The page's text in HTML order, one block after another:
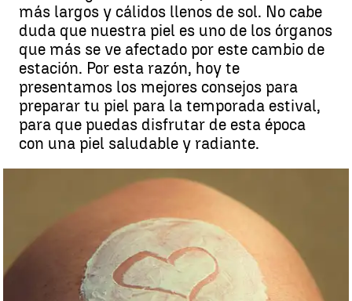
más largos y cálidos llenos de sol. No cabe
duda que nuestra piel es uno de los órganos
que más se ve afectado por este cambio de
estación. Por esta razón, hoy te
presentamos los mejores consejos para
preparar tu piel para la temporada estival,
para que puedas disfrutar de esta época
con una piel saludable y radiante.